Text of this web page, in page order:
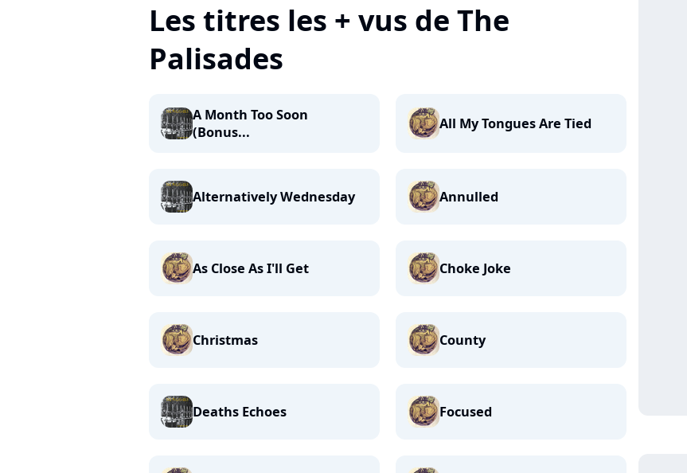
Les titres les + vus de The
Palisades
A Month Too Soon
(Bonus...
All My Tongues Are Tied
Alternatively Wednesday Annulled
As Close As I'll Get Choke Joke
Christmas County
Deaths Echoes Focused